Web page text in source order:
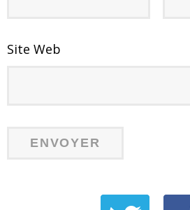
Site Web